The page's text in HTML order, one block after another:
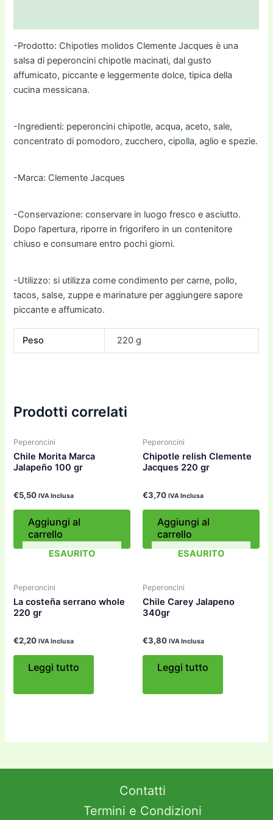
-Prodotto: Chipotles molidos Clemente Jacques è una
salsa di peperoncini chipotle macinati, dal gusto
affumicato, piccante e leggermente dolce, tipica della
cucina messicana.
-Ingredienti: peperoncini chipotle, acqua, aceto, sale,
concentrato di pomodoro, zucchero, cipolla, aglio e spezie.
-Marca: Clemente Jacques
-Conservazione: conservare in luogo fresco e asciutto.
Dopo l’apertura, riporre in frigorifero in un contenitore
chiuso e consumare entro pochi giorni.
-Utilizzo: si utilizza come condimento per carne, pollo,
tacos, salse, zuppe e marinature per aggiungere sapore
piccante e affumicato.
Peso 220 g
Prodotti correlati
Peperoncini
Chile Morita Marca
Jalapeño 100 gr
€5,50 IVA Inclusa
Aggiungi al
carrello
Peperoncini
Chipotle relish Clemente
Jacques 220 gr
€3,70 IVA Inclusa
Aggiungi al
carrello
ESAURITO
Peperoncini
La costeña serrano whole
220 gr
€2,20 IVA Inclusa
Leggi tutto
ESAURITO
Peperoncini
Chile Carey Jalapeno
340gr
€3,80 IVA Inclusa
Leggi tutto
Contatti
Termini e Condizioni